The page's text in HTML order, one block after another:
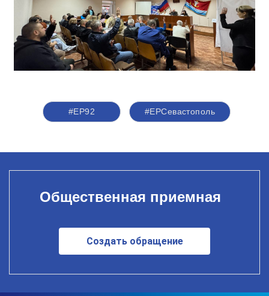
#ЕР92 #ЕРСевастополь
Общественная приемная
Создать обращение